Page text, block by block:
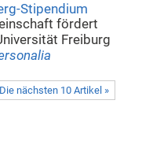
Stipendium
fördert
Freiburg
Die nächsten 10 Artikel »